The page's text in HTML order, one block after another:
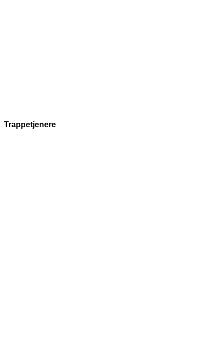
Trappetjenere